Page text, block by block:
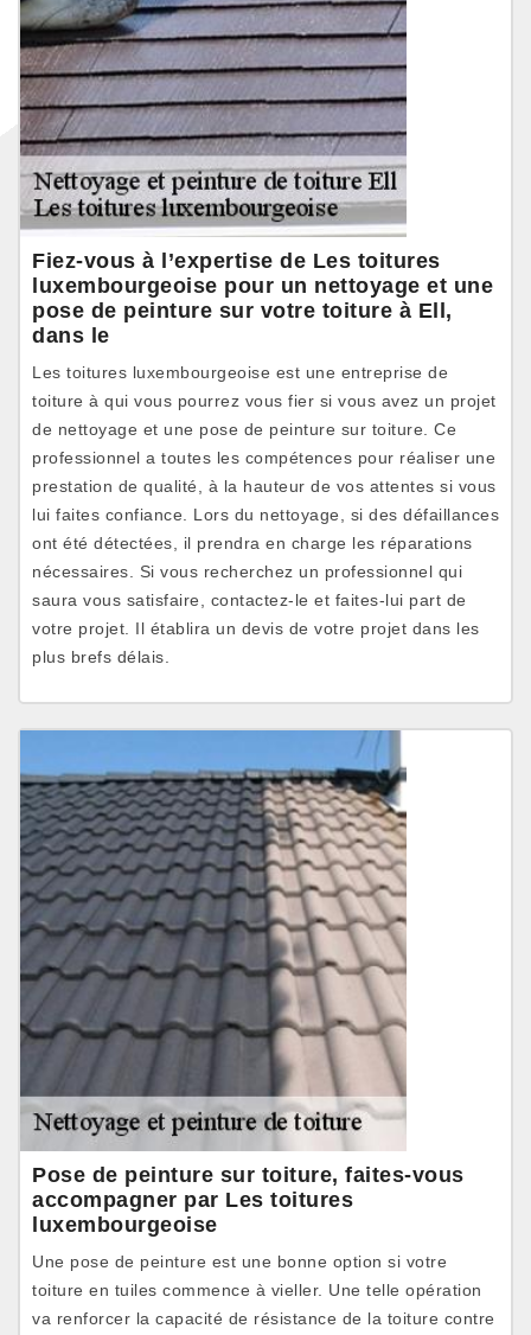
Fiez-vous à l’expertise de Les toitures
luxembourgeoise pour un nettoyage et une
pose de peinture sur votre toiture à Ell,
dans le
Les toitures luxembourgeoise est une entreprise de
toiture à qui vous pourrez vous fier si vous avez un projet
de nettoyage et une pose de peinture sur toiture. Ce
professionnel a toutes les compétences pour réaliser une
prestation de qualité, à la hauteur de vos attentes si vous
lui faites confiance. Lors du nettoyage, si des défaillances
ont été détectées, il prendra en charge les réparations
nécessaires. Si vous recherchez un professionnel qui
saura vous satisfaire, contactez-le et faites-lui part de
votre projet. Il établira un devis de votre projet dans les
plus brefs délais.
Pose de peinture sur toiture, faites-vous
accompagner par Les toitures
luxembourgeoise
Une pose de peinture est une bonne option si votre
toiture en tuiles commence à vieller. Une telle opération
va renforcer la capacité de résistance de la toiture contre